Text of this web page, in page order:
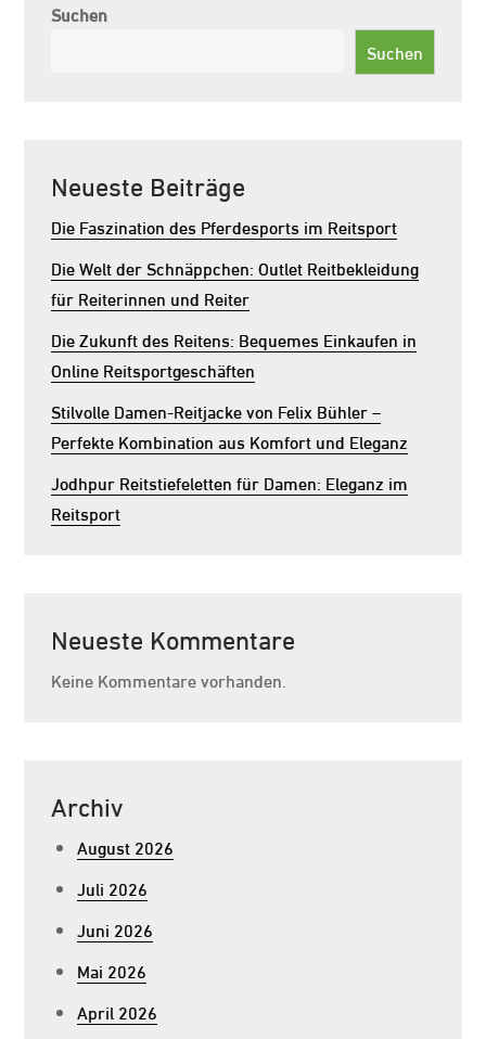
Suchen
Suchen
Neueste Beiträge
Die Faszination des Pferdesports im Reitsport
Die Welt der Schnäppchen: Outlet Reitbekleidung
für Reiterinnen und Reiter
Die Zukunft des Reitens: Bequemes Einkaufen in
Online Reitsportgeschäften
Stilvolle Damen-Reitjacke von Felix Bühler –
Perfekte Kombination aus Komfort und Eleganz
Jodhpur Reitstiefeletten für Damen: Eleganz im
Reitsport
Neueste Kommentare
Keine Kommentare vorhanden.
Archiv
August 2026
Juli 2026
Juni 2026
Mai 2026
April 2026